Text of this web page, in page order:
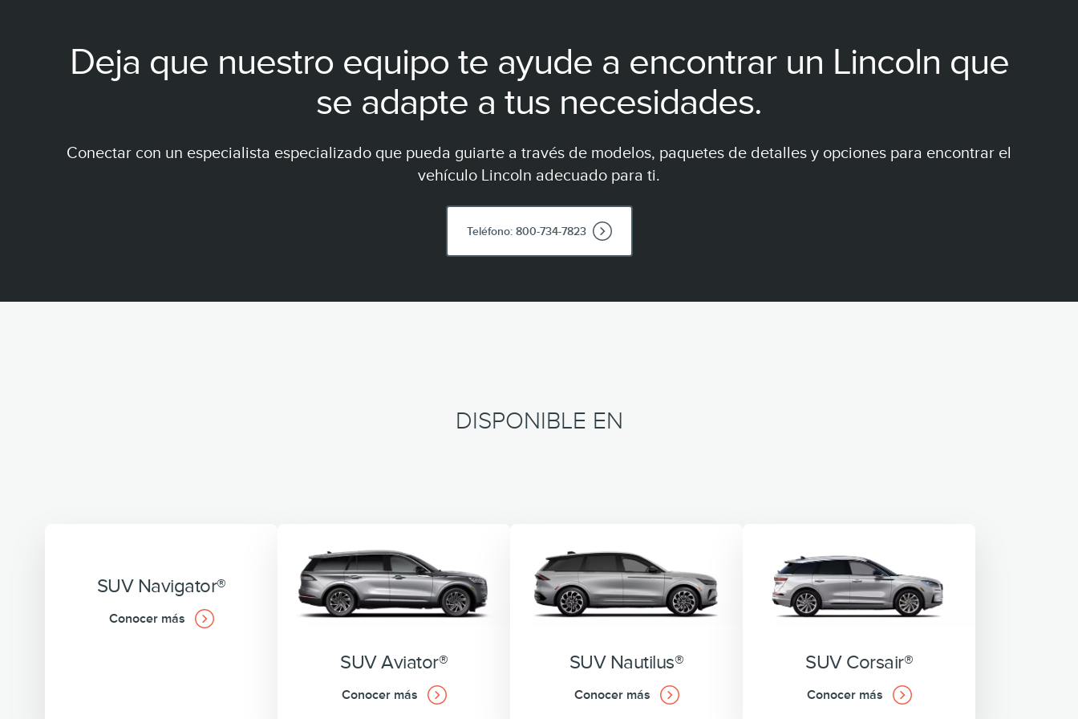
CONOCE MÁS
Deja que nuestro equipo te ayude a encontrar un Lincoln que
Teléfono: 800-734-7823
DISPONIBLE EN